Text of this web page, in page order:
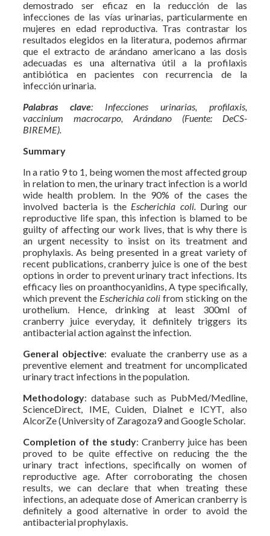
demostrado ser eficaz en la reducción de las
infecciones de las vías urinarias, particularmente en
mujeres en edad reproductiva. Tras contrastar los
resultados elegidos en la literatura, podemos afirmar
que el extracto de arándano americano a las dosis
adecuadas es una alternativa útil a la profilaxis
antibiótica en pacientes con recurrencia de la
infección urinaria.
Palabras clave: Infecciones urinarias, profilaxis,
vaccinium macrocarpo, Arándano (Fuente: DeCS-
BIREME).
Summary
In a ratio 9 to 1, being women the most affected group
in relation to men, the urinary tract infection is a world
wide health problem. In the 90% of the cases the
involved bacteria is the Escherichia coli. During our
reproductive life span, this infection is blamed to be
guilty of affecting our work lives, that is why there is
an urgent necessity to insist on its treatment and
prophylaxis. As being presented in a great variety of
recent publications, cranberry juice is one of the best
options in order to prevent urinary tract infections. Its
efficacy lies on proanthocyanidins, A type specifically,
which prevent the Escherichia coli from sticking on the
urothelium. Hence, drinking at least 300ml of
cranberry juice everyday, it definitely triggers its
antibacterial action against the infection.
General objective: evaluate the cranberry use as a
preventive element and treatment for uncomplicated
urinary tract infections in the population.
Methodology: database such as PubMed/Medline,
ScienceDirect, IME, Cuiden, Dialnet e ICYT, also
AlcorZe (University of Zaragoza9 and Google Scholar.
Completion of the study: Cranberry juice has been
proved to be quite effective on reducing the the
urinary tract infections, specifically on women of
reproductive age. After corroborating the chosen
results, we can declare that when treating these
infections, an adequate dose of American cranberry is
definitely a good alternative in order to avoid the
antibacterial prophylaxis.